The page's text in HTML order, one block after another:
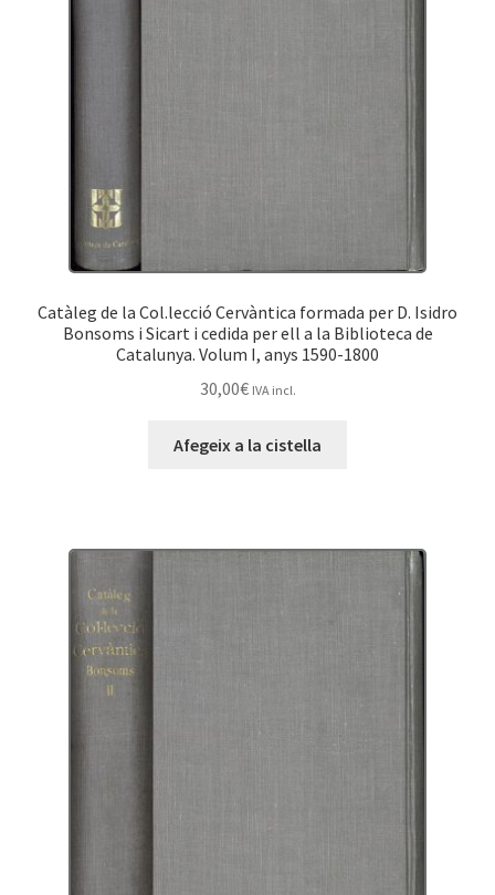
Catàleg de la Col.lecció Cervàntica formada per D. Isidro
Bonsoms i Sicart i cedida per ell a la Biblioteca de
Catalunya. Volum I, anys 1590-1800
30,00€ IVA incl.
Afegeix a la cistella